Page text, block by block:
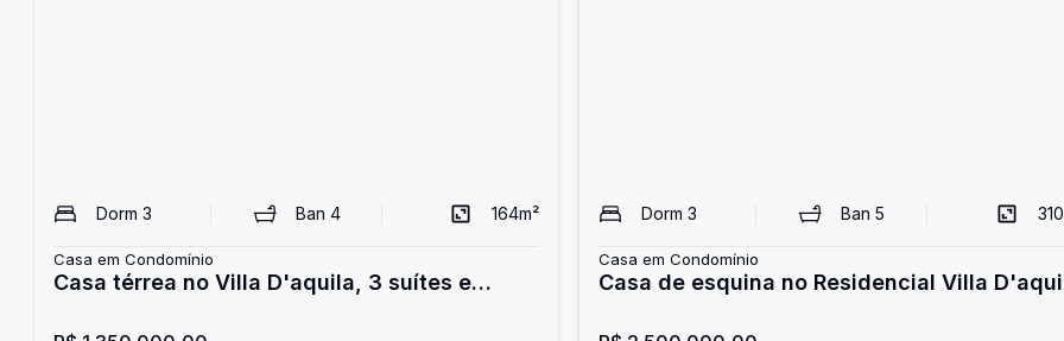
Dorm 3 Ban 4 164m²
Casa em Condomínio
Casa térrea no Villa D'aquila, 3 suítes e
Dorm 3 Ban 5 310
Casa em Condomínio
Casa de esquina no Residencial Villa